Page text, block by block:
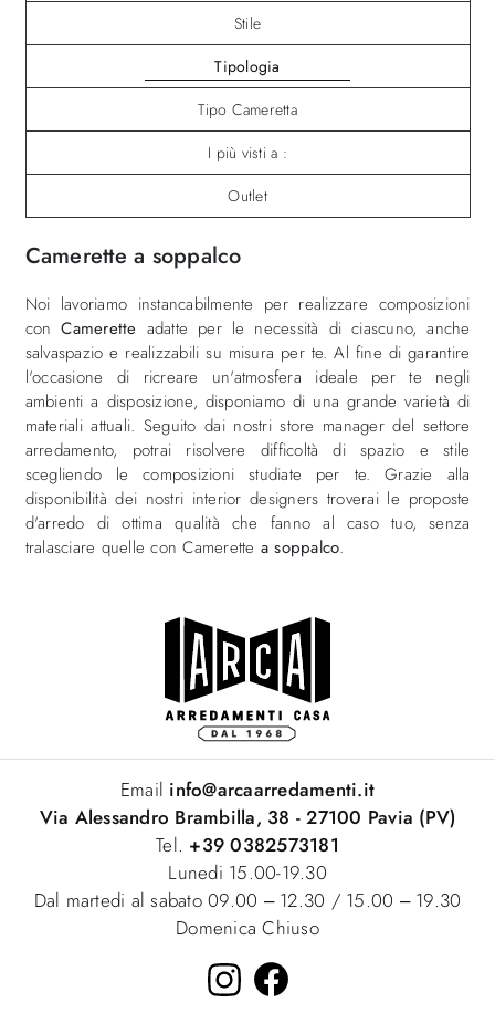
Stile
Tipologia
Tipo Cameretta
I più visti a :
Outlet
Camerette a soppalco
Noi lavoriamo instancabilmente per realizzare composizioni
conCamerette adatte per le necessità di ciascuno, anche
salvaspazio e realizzabili su misura per te. Al fine di garantire
l'occasione di ricreare un'atmosfera ideale per te negli
ambienti a disposizione, disponiamo di una grande varietà di
materiali attuali. Seguito dai nostri store manager del settore
arredamento, potrai risolvere difficoltà di spazio e stile
scegliendo le composizioni studiate per te. Grazie alla
disponibilità dei nostri interior designers troverai le proposte
d'arredo di ottima qualità che fanno al caso tuo, senza
tralasciare quelle con Camerette a soppalco.
Email info@arcaarredamenti.it
Via Alessandro Brambilla, 38 - 27100 Pavia (PV)
Tel. +39 0382573181
Lunedi 15.00-19.30
Dal martedi al sabato 09.00 – 12.30 / 15.00 – 19.30
Domenica Chiuso